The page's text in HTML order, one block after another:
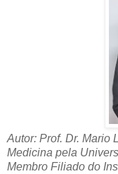
Autor: Prof. Dr. Mario
Medicina pela
Membro Filiado do